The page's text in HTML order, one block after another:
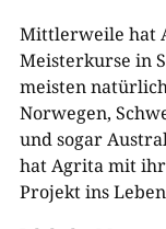
Mittlerweile hat
Meisterkurse in
meisten
Norwegen,
und sogar
hat Agrita mit
Projekt ins